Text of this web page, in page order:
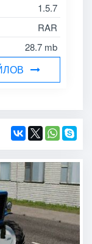
1.5.7
RAR
28.7 mb